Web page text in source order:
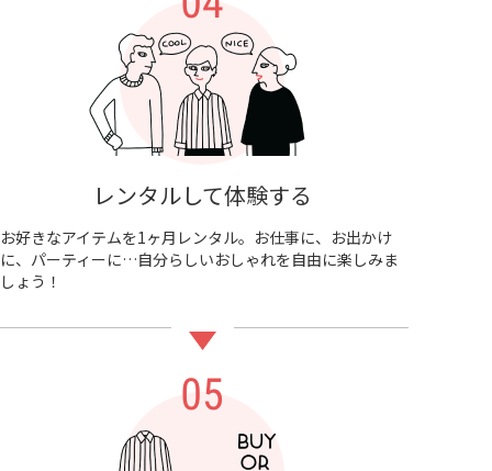
レンタルして体験する
お好きなアイテムを1ヶ月レンタル。お仕事に、お出かけ
に、パーティーに…自分らしいおしゃれを自由に楽しみま
しょう！